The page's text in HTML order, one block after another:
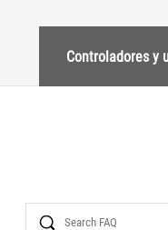
Controladores y
Search